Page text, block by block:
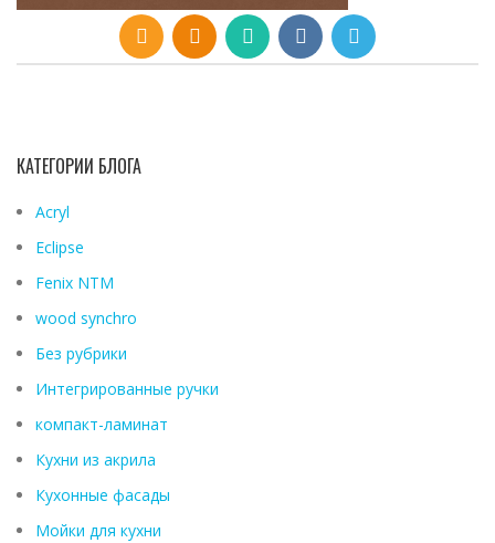
КАТЕГОРИИ БЛОГА
Acryl
Eclipse
Fenix ​​NTM
wood synchro
Без рубрики
Интегрированные ручки
компакт-ламинат
Кухни из акрила
Кухонные фасады
Мойки для кухни